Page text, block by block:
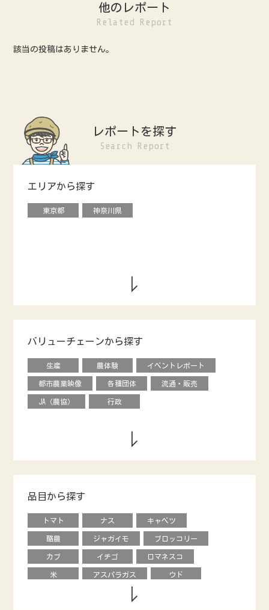
他のレポート
Related Report
該当の投稿はありません。
レポートを探す
Search Report
エリアから探す
東京都 神奈川県
バリューチェーンから探す
生産 農体験 イベントレポート
都市農業映像 各種団体 流通・販売
JA（農協） 行政
品目から探す
トマト ナス キャベツ
酪農 ジャガイモ ブロッコリー
カブ イチゴ ロマネスコ
米 アスパラガス ウド